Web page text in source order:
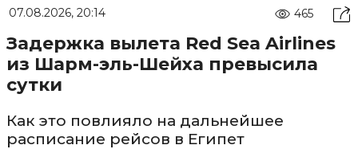
07.08.2026, 20:14 465
Задержка вылета Red Sea Airlines
из Шарм-эль-Шейха превысила
сутки
Как это повлияло на дальнейшее
расписание рейсов в Египет